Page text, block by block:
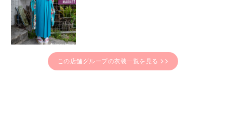
この店舗グループの衣装一覧を見る